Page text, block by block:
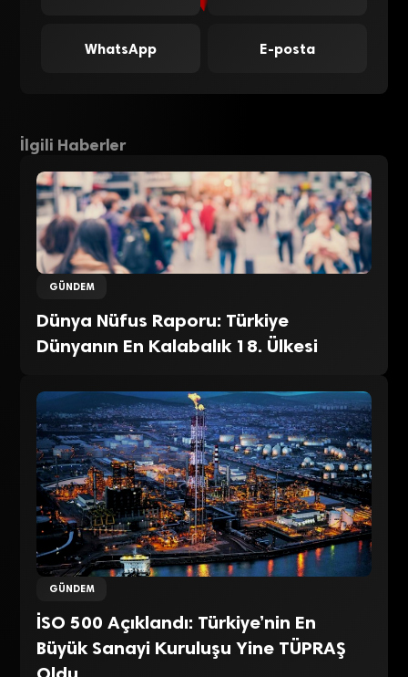
WhatsApp E-posta
İlgili Haberler
GÜNDEM
Dünya Nüfus Raporu: Türkiye
Dünyanın En Kalabalık 18. Ülkesi
GÜNDEM
İSO 500 Açıklandı: Türkiye’nin En
Büyük Sanayi Kuruluşu Yine TÜPRAŞ